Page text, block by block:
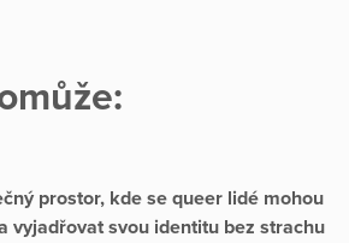
prostor, kde se queer lidé mohou
vyjadřovat svou identitu bez strachu